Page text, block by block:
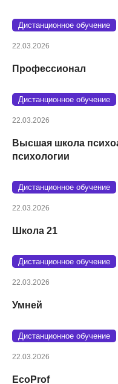
Дистанционное обучение
22.03.2026
Профессионал
Дистанционное обучение
22.03.2026
Высшая школа
психологии
Дистанционное обучение
22.03.2026
Школа 21
Дистанционное обучение
22.03.2026
Умней
Дистанционное обучение
22.03.2026
EcoProf